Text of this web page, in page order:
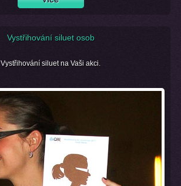
Vystřihování siluet osob
Vystřihování siluet na Vaši akci.